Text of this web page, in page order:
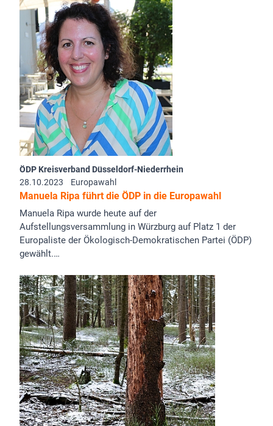
ÖDP Kreisverband Düsseldorf-Niederrhein
28.10.2023
Europawahl
Manuela Ripa führt die ÖDP in die Europawahl
Manuela Ripa wurde heute auf der
Aufstellungsversammlung in Würzburg auf Platz 1 der
Europaliste der Ökologisch-Demokratischen Partei (ÖDP)
gewählt.…